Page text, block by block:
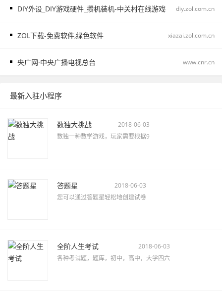
DIY外设_DIY游戏硬件_攒机装机-中关村在线游戏硬件频道diy.zol.com.cn
ZOL下载-免费软件,绿色软件 xiazai.zol.com.cn
央广网·中央广播电视总台 www.cnr.cn
最新入驻小程序
数独大挑战
2018-06-03
数独一种数学游戏，玩家需要根据9
答题星
2018-06-03
您可以通过答题星轻松地创建试卷
全阶人生考试
2018-06-03
各种考试题，题库，初中，高中，大学四六